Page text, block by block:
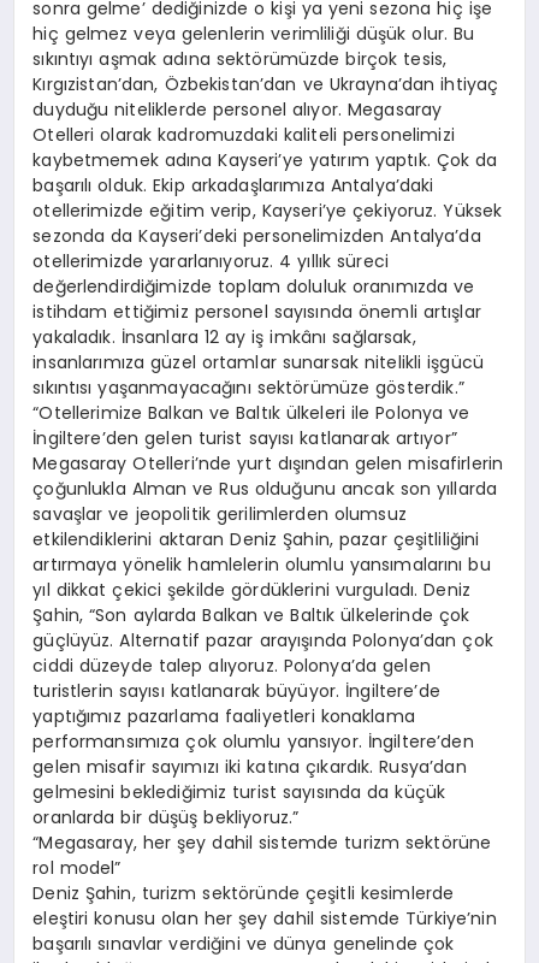
sonra gelme’ dediğinizde o kişi ya yeni sezona hiç işe
hiç gelmez veya gelenlerin verimliliği düşük olur. Bu
sıkıntıyı aşmak adına sektörümüzde birçok tesis,
Kırgızistan’dan, Özbekistan’dan ve Ukrayna’dan ihtiyaç
duyduğu niteliklerde personel alıyor. Megasaray
Otelleri olarak kadromuzdaki kaliteli personelimizi
kaybetmemek adına Kayseri’ye yatırım yaptık. Çok da
başarılı olduk. Ekip arkadaşlarımıza Antalya’daki
otellerimizde eğitim verip, Kayseri’ye çekiyoruz. Yüksek
sezonda da Kayseri’deki personelimizden Antalya’da
otellerimizde yararlanıyoruz. 4 yıllık süreci
değerlendirdiğimizde toplam doluluk oranımızda ve
istihdam ettiğimiz personel sayısında önemli artışlar
yakaladık. İnsanlara 12 ay iş imkânı sağlarsak,
insanlarımıza güzel ortamlar sunarsak nitelikli işgücü
sıkıntısı yaşanmayacağını sektörümüze gösterdik.”
“Otellerimize Balkan ve Baltık ülkeleri ile Polonya ve
İngiltere’den gelen turist sayısı katlanarak artıyor”
Megasaray Otelleri’nde yurt dışından gelen misafirlerin
çoğunlukla Alman ve Rus olduğunu ancak son yıllarda
savaşlar ve jeopolitik gerilimlerden olumsuz
etkilendiklerini aktaran Deniz Şahin, pazar çeşitliliğini
artırmaya yönelik hamlelerin olumlu yansımalarını bu
yıl dikkat çekici şekilde gördüklerini vurguladı. Deniz
Şahin, “Son aylarda Balkan ve Baltık ülkelerinde çok
güçlüyüz. Alternatif pazar arayışında Polonya’dan çok
ciddi düzeyde talep alıyoruz. Polonya’da gelen
turistlerin sayısı katlanarak büyüyor. İngiltere’de
yaptığımız pazarlama faaliyetleri konaklama
performansımıza çok olumlu yansıyor. İngiltere’den
gelen misafir sayımızı iki katına çıkardık. Rusya’dan
gelmesini beklediğimiz turist sayısında da küçük
oranlarda bir düşüş bekliyoruz.”
“Megasaray, her şey dahil sistemde turizm sektörüne
rol model”
Deniz Şahin, turizm sektöründe çeşitli kesimlerde
eleştiri konusu olan her şey dahil sistemde Türkiye’nin
başarılı sınavlar verdiğini ve dünya genelinde çok